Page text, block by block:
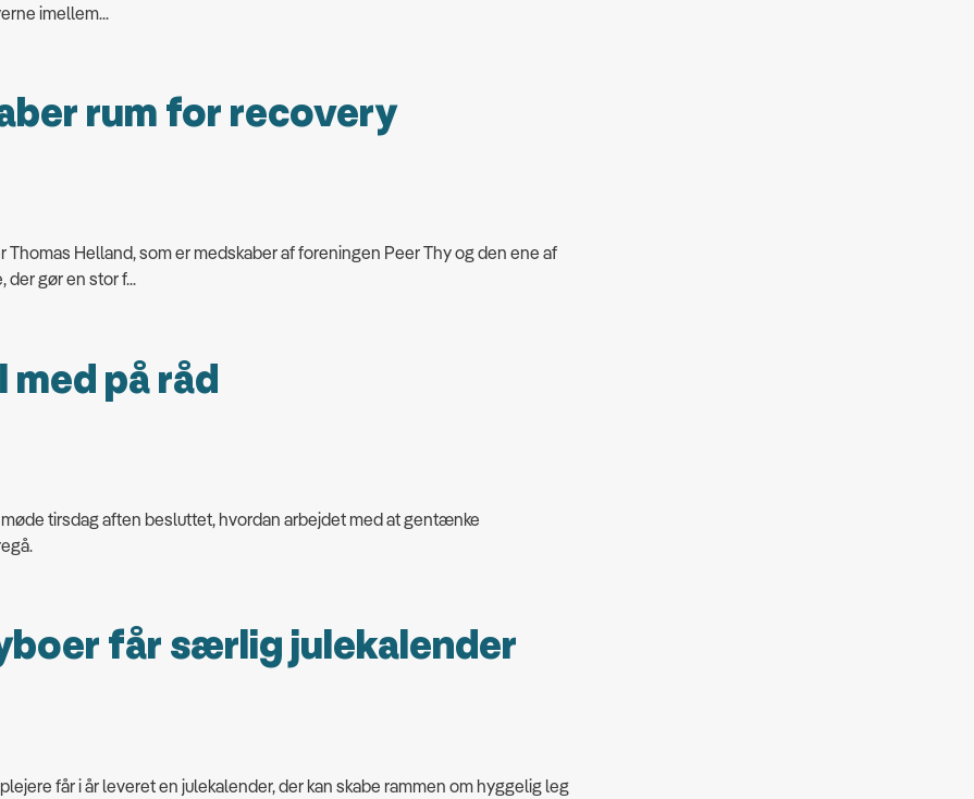
imellem...
rum for recovery
Helland, som er medskaber af foreningen Peer Thy og den ene af
gør en stor f...
med på råd
tirsdag aften besluttet, hvordan arbejdet med at gentænke
får særlig julekalender
får i år leveret en julekalender, der kan skabe rammen om hyggelig leg